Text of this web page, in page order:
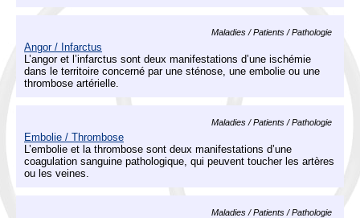
Maladies / Patients / Pathologie
Angor / Infarctus
L’angor et l’infarctus sont deux manifestations d’une ischémie
dans le territoire concerné par une sténose, une embolie ou une
thrombose artérielle.
Maladies / Patients / Pathologie
Embolie / Thrombose
L’embolie et la thrombose sont deux manifestations d’une
coagulation sanguine pathologique, qui peuvent toucher les artères
ou les veines.
Maladies / Patients / Pathologie